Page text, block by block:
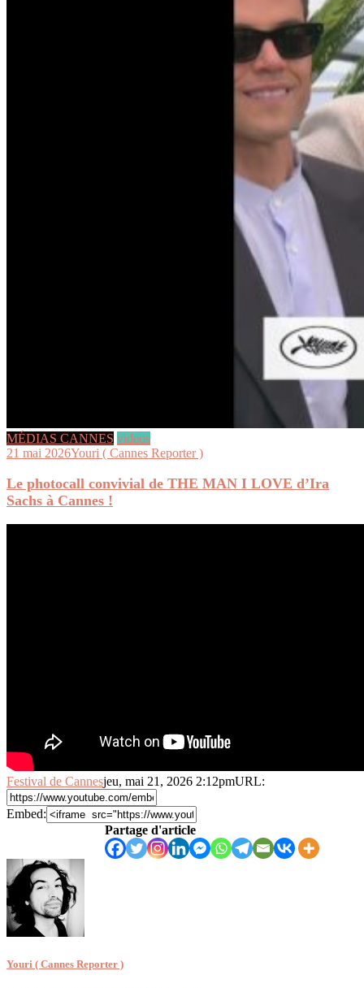
MÉDIAS CANNES videos
21 mai 2026Youri ( Cannes Reporter )
Le photocall convivial de THE MAN I LOVE d’Ira
Sachs à Cannes !
Festival de Cannesjeu, mai 21, 2026 2:12pmURL:
Embed:
Partage d'article
Youri ( Cannes Reporter )